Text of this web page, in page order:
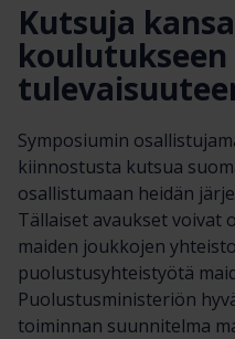
Kutsuja
koulutukseen
Symposiumin
kiinnostusta kutsua
osallistumaan heidän
Tällaiset avaukset voivat
maiden joukkojen
puolustusyhteistyötä
Puolustusministeriön
toiminnan suunnitelma